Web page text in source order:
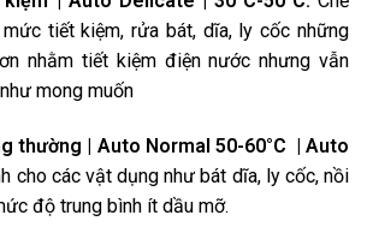
tiết kiệm, rửa bát, dĩa, ly cốc những
nhằm tiết kiệm điện nước nhưng vẫn
mong muốn
thường | Auto Normal 50-60°C | Auto
cho các vật dụng như bát dĩa, ly cốc, nồi
độ trung bình ít dầu mỡ.